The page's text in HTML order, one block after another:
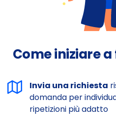
Come iniziare
Invia una richiesta
domanda per
ripetizioni più adatto